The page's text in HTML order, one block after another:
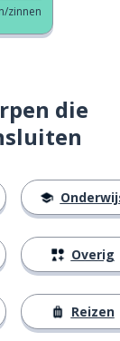
zinnen
die
Overig
Reizen